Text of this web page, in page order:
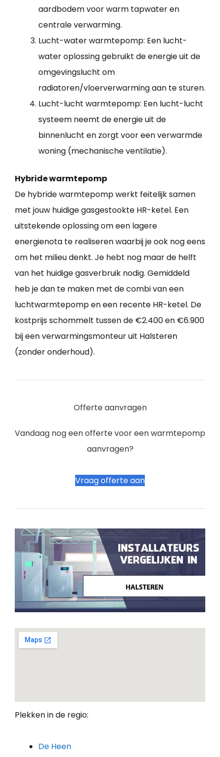
aardbodem voor warm tapwater en
centrale verwarming.
Lucht-water warmtepomp: Een lucht-
water oplossing gebruikt de energie uit de
omgevingslucht om
radiatoren/vloerverwarming aan te sturen.
Lucht-lucht warmtepomp: Een lucht-lucht
systeem neemt de energie uit de
binnenlucht en zorgt voor een verwarmde
woning (mechanische ventilatie).
Hybride warmtepomp
De hybride warmtepomp werkt feitelijk samen
met jouw huidige gasgestookte HR-ketel. Een
uitstekende oplossing om een lagere
energienota te realiseren waarbij je ook nog eens
om het milieu denkt. Je hebt nog maar de helft
van het huidige gasverbruik nodig. Gemiddeld
heb je dan te maken met de combi van een
luchtwarmtepomp en een recente HR-ketel. De
kostprijs schommelt tussen de €2.400 en €6.900
bij een verwarmingsmonteur uit Halsteren
(zonder onderhoud).
Offerte aanvragen
Vandaag nog een offerte voor een warmtepomp
aanvragen?
Vraag offerte aan
Plekken in de regio:
De Heen